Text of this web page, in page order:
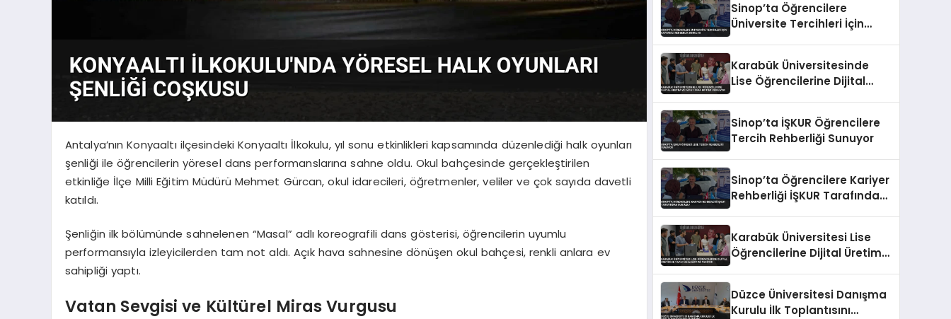
Antalya’nın Konyaaltı ilçesindeki Konyaaltı İlkokulu, yıl sonu etkinlikleri kapsamında düzenlediği halk oyunları
şenliği ile öğrencilerin yöresel dans performanslarına sahne oldu. Okul bahçesinde gerçekleştirilen
etkinliğe İlçe Milli Eğitim Müdürü Mehmet Gürcan, okul idarecileri, öğretmenler, veliler ve çok sayıda davetli
katıldı.
Şenliğin ilk bölümünde sahnelenen “Masal” adlı koreografili dans gösterisi, öğrencilerin uyumlu
performansıyla izleyicilerden tam not aldı. Açık hava sahnesine dönüşen okul bahçesi, renkli anlara ev
sahipliği yaptı.
Vatan Sevgisi ve Kültürel Miras Vurgusu
Sinop’ta Öğrencilere
Üniversite Tercihleri İçin
Karabük Üniversitesinde
Lise Öğrencilerine Dijital
Sinop’ta İŞKUR Öğrencilere
Tercih Rehberliği Sunuyor
Sinop’ta Öğrencilere Kariyer
Rehberliği İŞKUR Tarafından
Karabük Üniversitesi Lise
Öğrencilerine Dijital Üretim
Düzce Üniversitesi Danışma
Kurulu İlk Toplantısını